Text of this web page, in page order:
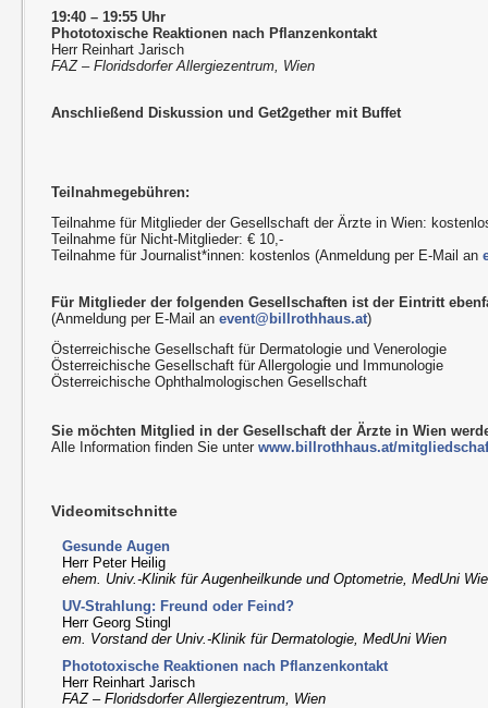
19:40 – 19:55 Uhr
Phototoxische Reaktionen nach Pflanzenkontakt
Herr Reinhart Jarisch
FAZ – Floridsdorfer Allergiezentrum, Wien
Anschließend Diskussion und Get2gether mit Buffet
Teilnahmegebühren:
Teilnahme für Mitglieder der Gesellschaft der Ärzte in Wien:
Teilnahme für Nicht-Mitglieder: € 10,-
Teilnahme für Journalist*innen: kostenlos (Anmeldung per E-Mail an
Für Mitglieder der folgenden Gesellschaften ist der Eintritt
(Anmeldung per E-Mail anevent@billrothhaus.at)
Österreichische Gesellschaft für Dermatologie und Venerologie
Österreichische Gesellschaft für Allergologie und Immunologie
Österreichische Ophthalmologischen Gesellschaft
Sie möchten Mitglied in der Gesellschaft der Ärzte in Wien
Alle Information finden Sie unterwww.billrothhaus.at/
Videomitschnitte
Gesunde Augen
Herr Peter Heilig
ehem. Univ.-Klinik für Augenheilkunde und Optometrie, MedUni
UV-Strahlung: Freund oder Feind?
Herr Georg Stingl
em. Vorstand der Univ.-Klinik für Dermatologie, MedUni Wien
Phototoxische Reaktionen nach Pflanzenkontakt
Herr Reinhart Jarisch
FAZ – Floridsdorfer Allergiezentrum, Wien